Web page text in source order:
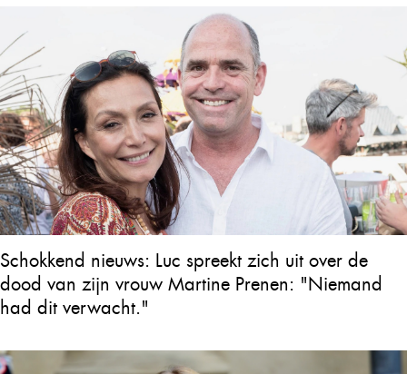
Schokkend nieuws: Luc spreekt zich uit over de
dood van zijn vrouw Martine Prenen: "Niemand
had dit verwacht."